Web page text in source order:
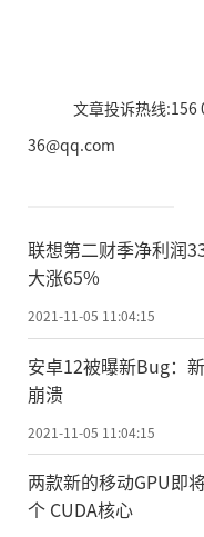
文章投诉热线:156
36@qq.com
联想第二财季净利润
大涨65%
2021-11-05 11:04:15
安卓12被曝新Bug：
崩溃
2021-11-05 11:04:15
两款新的移动GPU即
个 CUDA核心